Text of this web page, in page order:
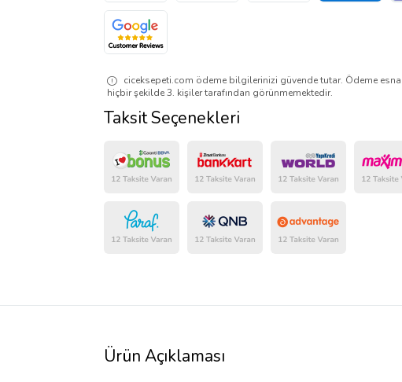
ciceksepeti.com ödeme bilgilerinizi güvende tutar. Ödeme
hiçbir şekilde 3. kişiler tarafından görünmemektedir.
Taksit Seçenekleri
Ürün Açıklaması